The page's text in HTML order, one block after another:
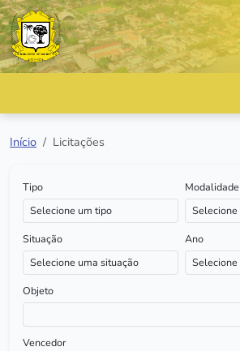
Início Licitações
Tipo Modalidade
Situação Ano
Objeto
Vencedor